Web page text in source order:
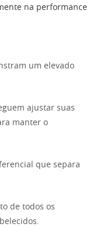
na performance
um elevado
ajustar suas
manter o
que separa
de todos os